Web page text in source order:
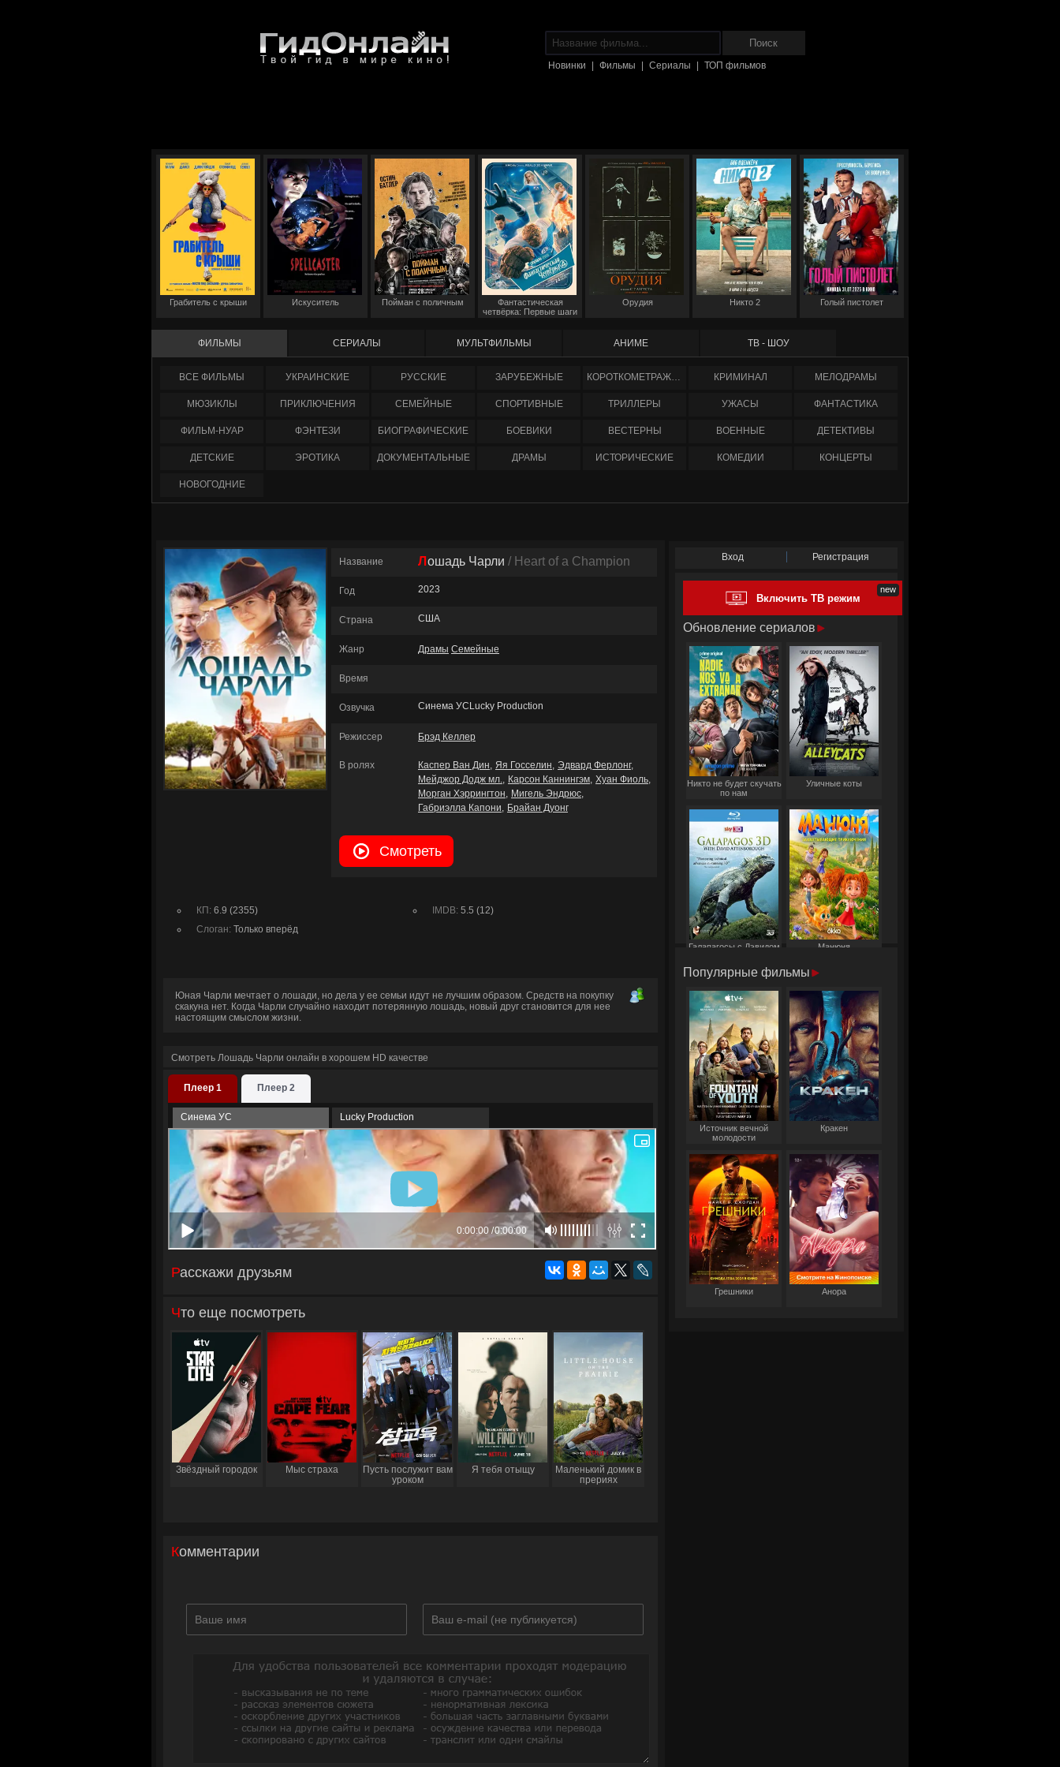
Новинки Фильмы Сериалы ТОП фильмов
Грабитель с крыши Искуситель Пойман с поличным
Фантастическая
четвёрка: Первые шаги
Орудия Никто 2 Голый пистолет
ФИЛЬМЫ СЕРИАЛЫ МУЛЬТФИЛЬМЫ АНИМЕ ТВ - ШОУ
ФИЛЬМЫ УКРАИНCКИЕ РУССКИЕ ЗАРУБЕЖНЫЕ КОРОТКОМЕТРАЖНЫЕ КРИМИНАЛ МЕЛОДРАМЫ
МЮЗИКЛЫ ПРИКЛЮЧЕНИЯ СЕМЕЙНЫЕ СПОРТИВНЫЕ ТРИЛЛЕРЫ УЖАСЫ ФАНТАСТИКА
ФИЛЬМ-НУАР ФЭНТЕЗИ БИОГРАФИЧЕСКИЕ БОЕВИКИ ВЕСТЕРНЫ ВОЕННЫЕ ДЕТЕКТИВЫ
ДЕТСКИЕ ЭРОТИКА ДОКУМЕНТАЛЬНЫЕ ДРАМЫ ИСТОРИЧЕСКИЕ КОМЕДИИ КОНЦЕРТЫ
НОВОГОДНИЕ
Название Лошадь Чарли / Heart of a Champion
Год 2023
Страна США
Жанр Драмы Семейные
Время
Озвучка Синема УСLucky Production
Режиссер Брэд Келлер
В ролях Каспер Ван Дин Яя Госселин
Эдвард Ферлонг
Мейджор Додж мл.
Карсон Каннингэм Хуан Фиоль
Морган Хэррингтон
Мигель Эндрюс
Габриэлла Капони
Брайан Дуонг
Смотреть
КП: 6.9 (2355) IMDB:5.5 (12)
Слоган: Только вперёд
Юная Чарли мечтает о лошади, но дела у ее семьи идут не лучшим образом. Средств на покупку
скакуна нет. Когда Чарли случайно находит потерянную лошадь, новый друг становится для нее
настоящим смыслом жизни.
Смотреть Лошадь Чарли онлайн в хорошем HD качестве
Плеер 1 Плеер 2
Синема УС Lucky Production
Расскажи друзьям
Что еще посмотреть
Звёздный городок Мыс страха
Пусть послужит вам
уроком
Я тебя отыщу
Маленький домик в
прериях
Комментарии
Вход Регистрация
Включить ТВ режим
Обновление сериалов
Никто не будет скучать
по нам
Уличные коты
Галапагосы с Дэвидом
Манюня
Популярные фильмы
Источник вечной
молодости
Кракен
Грешники Анора